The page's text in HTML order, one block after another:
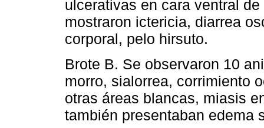
ulcerativas en cara ventral
mostraron ictericia, diarrea
corporal, pelo hirsuto.
Brote B. Se observaron 10
morro, sialorrea, corrimiento
otras áreas blancas, miasis
también presentaban edema